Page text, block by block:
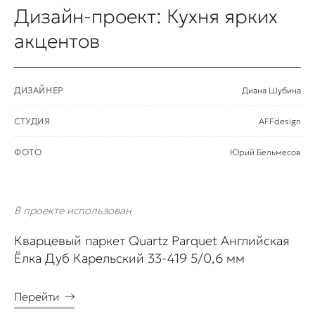
Дизайн-проект: Кухня ярких
акцентов
ДИЗАЙНЕР Диана Шубина
СТУДИЯ AFFdesign
ФОТО Юрий Бельмесов
В проекте использован
Кварцевый паркет Quartz Parquet Английская
Ёлка Дуб Карельский 33-419 5/0,6 мм
Перейти →